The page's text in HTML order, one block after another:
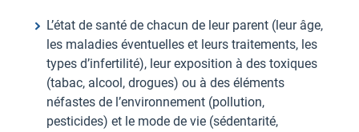
L’état de santé de chacun de leur parent (leur âge,
les maladies éventuelles et leurs traitements, les
types d’infertilité), leur exposition à des toxiques
(tabac, alcool, drogues) ou à des éléments
néfastes de l’environnement (pollution,
pesticides) et le mode de vie (sédentarité,